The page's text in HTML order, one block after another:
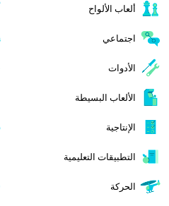
ألعاب الألواح
اجتماعي
الأدوات
الألعاب البسيطة
الإنتاجية
التطبيقات التعليمية
الحركة